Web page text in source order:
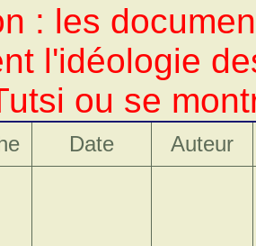
: les
l'idéologie
ou se
Date Auteur